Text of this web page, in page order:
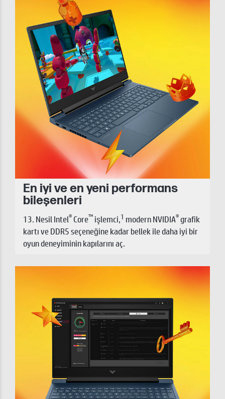
En iyi ve en yeni performans
bileşenleri
13. Nesil Intel® Core™ işlemci,1 modern NVIDIA®grafik
kartı ve DDR5 seçeneğine kadar bellek ile daha iyi bir
oyun deneyiminin kapılarını aç.